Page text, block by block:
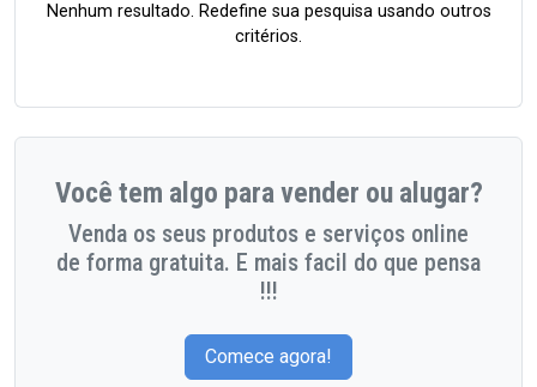
Nenhum resultado. Redefine sua pesquisa usando outros
critérios.
Você tem algo para vender ou alugar?
Venda os seus produtos e serviços online
de forma gratuita. E mais facil do que pensa
!!!
Comece agora!